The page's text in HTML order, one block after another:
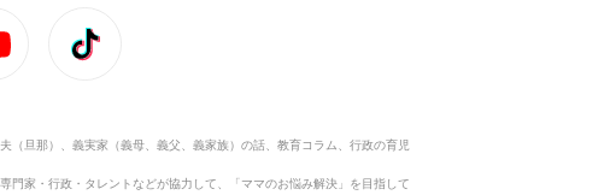
（旦那）、義実家（義母、義父、義家族）の話、教育コラム、行政の育児
家・行政・タレントなどが協力して、「ママのお悩み解決」を目指して